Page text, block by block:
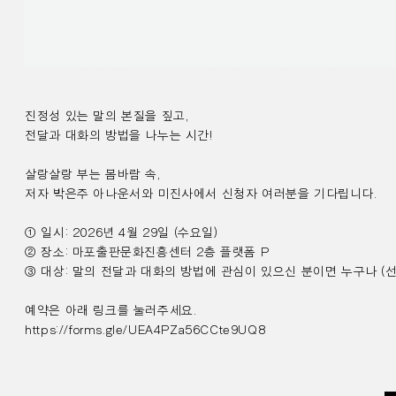
진정성 있는 말의 본질을 짚고,
전달과 대화의 방법을 나누는 시간!
살랑살랑 부는 봄바람 속,
저자 박은주 아나운서와 미진사에서 신청자 여러분을 기다립니다.
① 일시: 2026년 4월 29일 (수요일)
② 장소: 마포출판문화진흥센터 2층 플랫폼 P
③ 대상: 말의 전달과 대화의 방법에 관심이 있으신 분이면 누구나 (
예약은 아래 링크를 눌러주세요.
https://forms.gle/UEA4PZa56CCte9UQ8